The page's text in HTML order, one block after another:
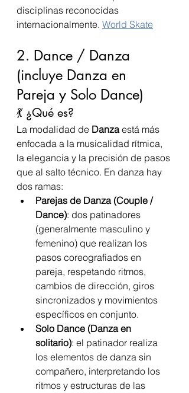
disciplinas reconocidas
internacionalmente. World Skate
2. Dance / Danza
(incluye Danza en
Pareja y Solo Dance)
💃 ¿Qué es?
La modalidad de Danza está más
enfocada a la musicalidad rítmica,
la elegancia y la precisión de pasos
que al salto técnico. En danza hay
dos ramas:
Parejas de Danza (Couple /
Dance): dos patinadores
(generalmente masculino y
femenino) que realizan los
pasos coreografiados en
pareja, respetando ritmos,
cambios de dirección, giros
sincronizados y movimientos
específicos en conjunto.
Solo Dance (Danza en
solitario): el patinador realiza
los elementos de danza sin
compañero, interpretando los
ritmos y estructuras de las